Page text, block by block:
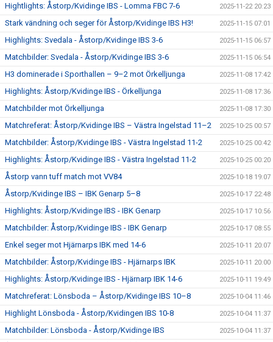
Hightlights: Åstorp/Kvidinge IBS - Lomma FBC 7-6 2025-11-22 20:23
Stark vändning och seger för Åstorp/Kvidinge IBS H3! 2025-11-15 07:01
Highlights: Svedala - Åstorp/Kvidinge IBS 3-6 2025-11-15 06:57
Matchbilder: Svedala - Åstorp/Kvidinge IBS 3-6 2025-11-15 06:54
H3 dominerade i Sporthallen – 9–2 mot Örkelljunga 2025-11-08 17:42
Highlights: Åstorp/Kvidinge IBS - Örkelljunga 2025-11-08 17:36
Matchbilder mot Örkelljunga 2025-11-08 17:30
Matchreferat: Åstorp/Kvidinge IBS – Västra Ingelstad 11–2 2025-10-25 00:57
Matchbilder: Åstorp/Kvidinge IBS - Västra Ingelstad 11-2 2025-10-25 00:42
Highlights: Åstorp/Kvidinge IBS - Västra Ingelstad 11-2 2025-10-25 00:20
Åstorp vann tuff match mot VV84 2025-10-18 19:07
Åstorp/Kvidinge IBS – IBK Genarp 5–8 2025-10-17 22:48
Highlights: Åstorp/Kvidinge IBS - IBK Genarp 2025-10-17 10:56
Matchbilder: Åstorp/Kvidinge IBS - IBK Genarp 2025-10-17 08:55
Enkel seger mot Hjärnarps IBK med 14-6 2025-10-11 20:07
Matchbilder: Åstorp/Kvidinge IBS - Hjärnarps IBK 2025-10-11 20:00
Highlights: Åstorp/Kvidinge IBS - Hjärnarp IBK 14-6 2025-10-11 19:49
Matchreferat: Lönsboda – Åstorp/Kvidinge IBS 10–8 2025-10-04 11:46
Highlight Lönsboda - Åstorp/Kvidingen IBS 10-8 2025-10-04 11:37
Matchbilder: Lönsboda - Åstorp/Kvidinge IBS 2025-10-04 11:37